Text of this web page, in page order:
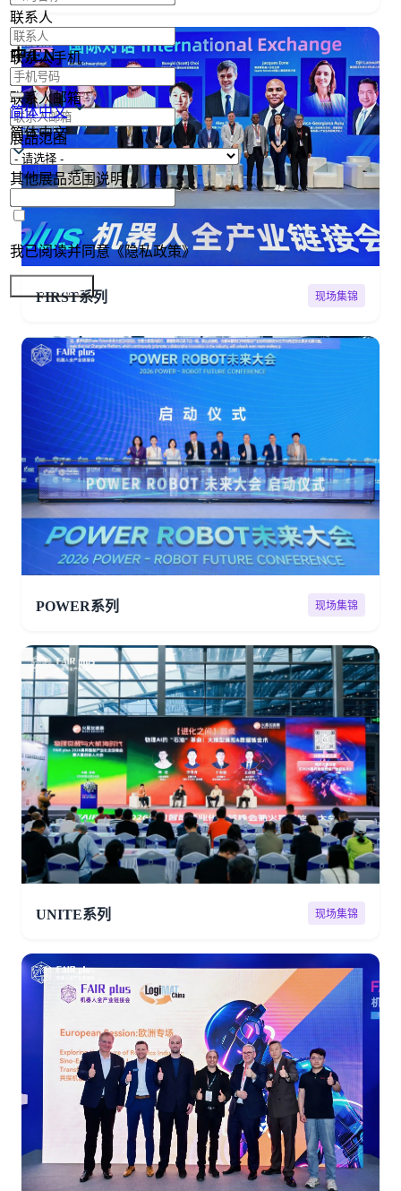
FIRST系列 现场集锦
POWER系列 现场集锦
UNITE系列 现场集锦
联系人
联系人手机
联系人邮箱
展品范围
其他展品范围说明
我已阅读并同意《隐私政策》
提交参展报名
中/EN
简体中文
简体中文